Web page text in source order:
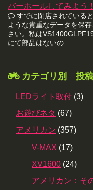
バーホールしてみよう！
すでに閉店されている
ような貴重なデータを保
さい。私は
にて部品はないの...
カテゴリ別 投
LEDライト取付 (3)
お遊びネタ (67)
アメリカン (357)
V-MAX (17)
XV1600 (24)
アメリカン：そ